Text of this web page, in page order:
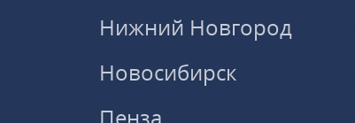
Нижний Новгород
Новосибирск